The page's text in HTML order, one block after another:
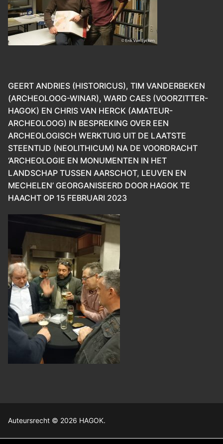
GEERT ANDRIES (HISTORICUS), TIM VANDERBEKEN
(ARCHEOLOOG-WINAR), WARD CAES (VOORZITTER-
HAGOK) EN CHRIS VAN HERCK (AMATEUR-
ARCHEOLOOG) IN BESPREKING OVER EEN
ARCHEOLOGISCH WERKTUIG UIT DE LAATSTE
STEENTIJD (NEOLITHICUM) NA DE VOORDRACHT
‘ARCHEOLOGIE EN MONUMENTEN IN HET
LANDSCHAP TUSSEN AARSCHOT, LEUVEN EN
MECHELEN’ GEORGANISEERD DOOR HAGOK TE
HAACHT OP 15 FEBRUARI 2023
Auteursrecht © 2026 HAGOK.